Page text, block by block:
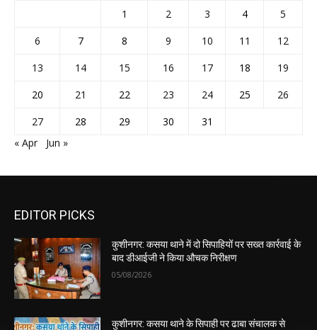
1 2 3 4
5
6
7 8 9 10 11
12
13
14 15 16 17 18
19
20
21 22 23 24 25
26
27
28 29 30
31
« Apr
Jun »
EDITOR PICKS
कुशीनगर: कसया थाने में दो सिपाहियों पर सख्त कार्रवाई के
बाद डीआईजी ने किया औचक निरीक्षण
05/08/2026
कुशीनगर: कसया थाने के सिपाही पर ढाबा संचालक से